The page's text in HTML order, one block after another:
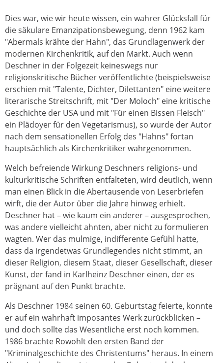
Dies war, wie wir heute wissen, ein wahrer Glücksfall für
die säkulare Emanzipationsbewegung, denn 1962 kam
"Abermals krähte der Hahn", das Grundlagenwerk der
modernen Kirchenkritik, auf den Markt. Auch wenn
Deschner in der Folgezeit keineswegs nur
religionskritische Bücher veröffentlichte (beispielsweise
erschien mit "Talente, Dichter, Dilettanten" eine weitere
literarische Streitschrift, mit "Der Moloch" eine kritische
Geschichte der USA und mit "Für einen Bissen Fleisch"
ein Plädoyer für den Vegetarismus), so wurde der Autor
nach dem sensationellen Erfolg des "Hahns" fortan
hauptsächlich als Kirchenkritiker wahrgenommen.
Welch befreiende Wirkung Deschners religions- und
kulturkritische Schriften entfalteten, wird deutlich, wenn
man einen Blick in die Abertausende von Leserbriefen
wirft, die der Autor über die Jahre hinweg erhielt.
Deschner hat – wie kaum ein anderer – ausgesprochen,
was andere vielleicht ahnten, aber nicht zu formulieren
wagten. Wer das mulmige, indifferente Gefühl hatte,
dass da irgendetwas Grundlegendes nicht stimmt, an
dieser Religion, diesem Staat, dieser Gesellschaft, dieser
Kunst, der fand in Karlheinz Deschner einen, der es
prägnant auf den Punkt brachte.
Als Deschner 1984 seinen 60. Geburtstag feierte, konnte
er auf ein wahrhaft imposantes Werk zurückblicken –
und doch sollte das Wesentliche erst noch kommen.
1986 brachte Rowohlt den ersten Band der
"Kriminalgeschichte des Christentums" heraus. In einem